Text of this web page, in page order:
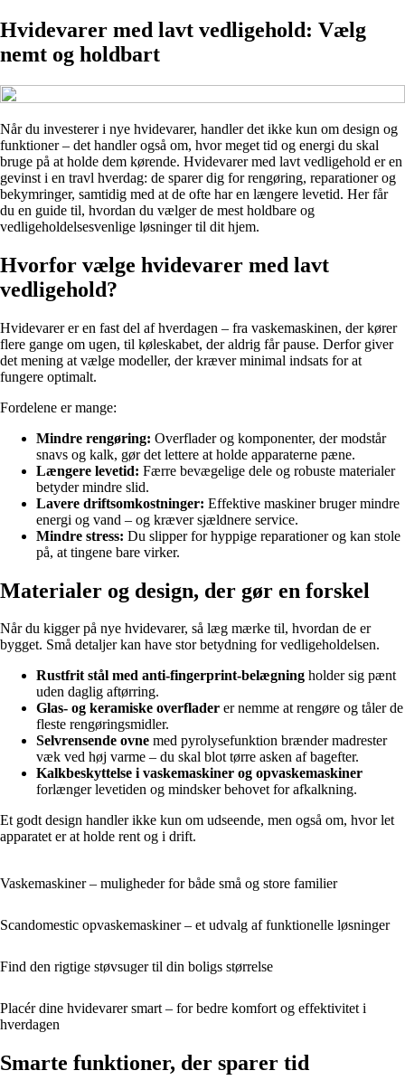
Hvidevarer med lavt vedligehold: Vælg
nemt og holdbart
Når du investerer i nye hvidevarer, handler det ikke kun om design og
funktioner – det handler også om, hvor meget tid og energi du skal
bruge på at holde dem kørende. Hvidevarer med lavt vedligehold er en
gevinst i en travl hverdag: de sparer dig for rengøring, reparationer og
bekymringer, samtidig med at de ofte har en længere levetid. Her får
du en guide til, hvordan du vælger de mest holdbare og
vedligeholdelsesvenlige løsninger til dit hjem.
Hvorfor vælge hvidevarer med lavt
vedligehold?
Hvidevarer er en fast del af hverdagen – fra vaskemaskinen, der kører
flere gange om ugen, til køleskabet, der aldrig får pause. Derfor giver
det mening at vælge modeller, der kræver minimal indsats for at
fungere optimalt.
Fordelene er mange:
Mindre rengøring: Overflader og komponenter, der modstår
snavs og kalk, gør det lettere at holde apparaterne pæne.
Længere levetid: Færre bevægelige dele og robuste materialer
betyder mindre slid.
Lavere driftsomkostninger: Effektive maskiner bruger mindre
energi og vand – og kræver sjældnere service.
Mindre stress: Du slipper for hyppige reparationer og kan stole
på, at tingene bare virker.
Materialer og design, der gør en forskel
Når du kigger på nye hvidevarer, så læg mærke til, hvordan de er
bygget. Små detaljer kan have stor betydning for vedligeholdelsen.
Rustfrit stål med anti-fingerprint-belægning holder sig pænt
uden daglig aftørring.
Glas- og keramiske overflader er nemme at rengøre og tåler de
fleste rengøringsmidler.
Selvrensende ovne med pyrolysefunktion brænder madrester
væk ved høj varme – du skal blot tørre asken af bagefter.
Kalkbeskyttelse i vaskemaskiner og opvaskemaskiner
forlænger levetiden og mindsker behovet for afkalkning.
Et godt design handler ikke kun om udseende, men også om, hvor let
apparatet er at holde rent og i drift.
Vaskemaskiner – muligheder for både små og store familier
Scandomestic opvaskemaskiner – et udvalg af funktionelle løsninger
Find den rigtige støvsuger til din boligs størrelse
Placér dine hvidevarer smart – for bedre komfort og effektivitet i
hverdagen
Smarte funktioner, der sparer tid